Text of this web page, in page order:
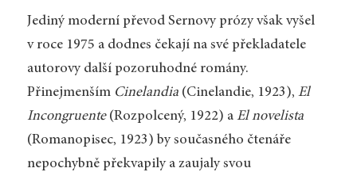
Jediný moderní převod Sernovy prózy však vyšel
v roce 1975 a dodnes čekají na své překladatele
autorovy další pozoruhodné romány.
Přinejmenším Cinelandia(Cinelandie, 1923), El
Incongruente(Rozpolcený, 1922) a El novelista
(Romanopisec, 1923) by současného čtenáře
nepochybně překvapily a zaujaly svou